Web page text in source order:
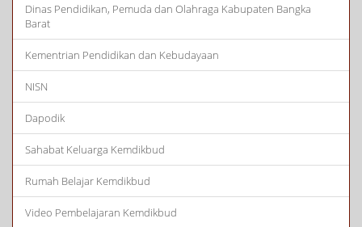
Dinas Pendidikan, Pemuda dan Olahraga Kabupaten Bangka
Barat
Kementrian Pendidikan dan Kebudayaan
NISN
Dapodik
Sahabat Keluarga Kemdikbud
Rumah Belajar Kemdikbud
Video Pembelajaran Kemdikbud